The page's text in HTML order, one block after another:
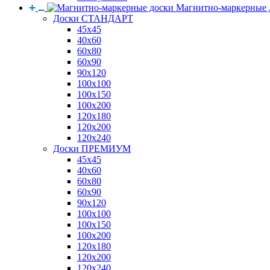
Магнитно-маркерные
Доски СТАНДАРТ
45x45
40x60
60x80
60x90
90x120
100x100
100x150
100x200
120x180
120x200
120x240
Доски ПРЕМИУМ
45x45
40x60
60x80
60x90
90x120
100x100
100x150
100x200
120x180
120x200
120x240